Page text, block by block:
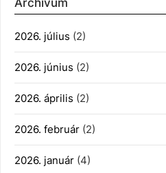
Archívum
2026. július (2)
2026. június (2)
2026. április (2)
2026. február (2)
2026. január (4)